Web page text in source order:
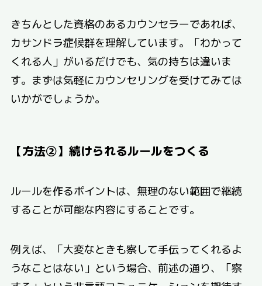
きちんとした資格のあるカウンセラーであれば、
カサンドラ症候群を理解しています。「わかって
くれる人」がいるだけでも、気の持ちは違いま
す。まずは気軽にカウンセリングを受けてみては
いかがでしょうか。
【方法②】続けられるルールをつくる
ルールを作るポイントは、無理のない範囲で継続
することが可能な内容にすることです。
例えば、「大変なときも察して手伝ってくれるよ
うなことはない」という場合、前述の通り、「察